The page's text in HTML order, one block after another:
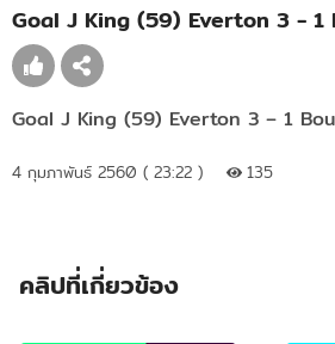
Goal J King (59) Everton 3 -
Goal J King (59) Everton 3 – 1
4 กุมภาพันธ์ 2560 ( 23:22 ) 135
คลิปที่เกี่ยวข้อง